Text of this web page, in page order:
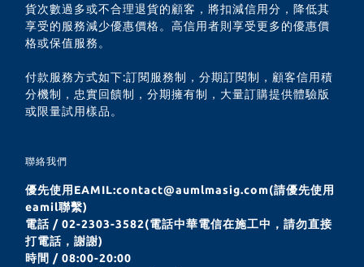
貨次數過多或不合理退貨的顧客，將扣減信用分，降低其
享受的服務減少優惠價格。高信用者則享受更多的優惠價
格或保值服務。
付款服務方式如下:訂閱服務制，分期訂閱制，顧客信用積
分機制，忠實回饋制，分期擁有制，大量訂購提供體驗版
或限量試用樣品。
聯絡我們
優先使用EAMIL:contact@aumlmasig.com(請優先使用
eamil聯繫)
電話 / 02-2303-3582(電話中華電信在施工中，請勿直接
打電話，謝謝)
時間 / 08:00-20:00